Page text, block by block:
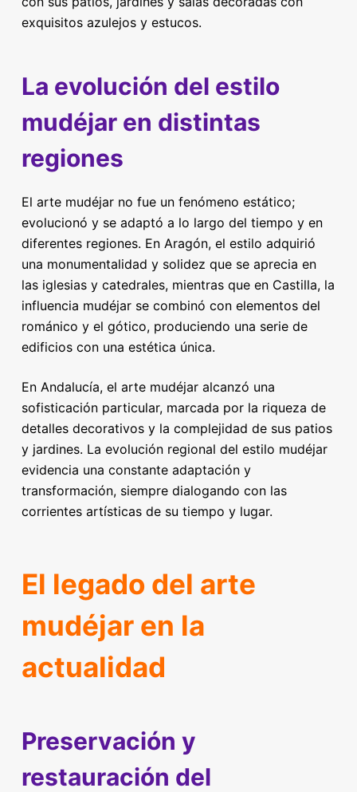
exquisitos azulejos y estucos.
La evolución del estilo
mudéjar en distintas
regiones
El arte mudéjar no fue un fenómeno estático;
evolucionó y se adaptó a lo largo del tiempo y en
diferentes regiones. En Aragón, el estilo adquirió
una monumentalidad y solidez que se aprecia en
las iglesias y catedrales, mientras que en Castilla, la
influencia mudéjar se combinó con elementos del
románico y el gótico, produciendo una serie de
edificios con una estética única.
En Andalucía, el arte mudéjar alcanzó una
sofisticación particular, marcada por la riqueza de
detalles decorativos y la complejidad de sus patios
y jardines. La evolución regional del estilo mudéjar
evidencia una constante adaptación y
transformación, siempre dialogando con las
corrientes artísticas de su tiempo y lugar.
El legado del arte
mudéjar en la
actualidad
Preservación y
restauración del